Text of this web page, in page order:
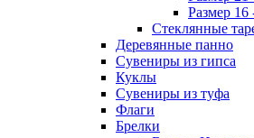
Размер 16
Стеклянные
Деревянные панно
Сувениры из гипса
Куклы
Сувениры из туфа
Флаги
Брелки